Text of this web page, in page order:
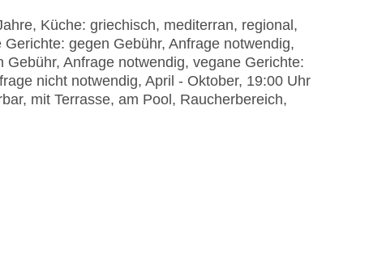
Küche: griechisch, mediterran, regional,
gegen Gebühr, Anfrage notwendig,
Anfrage notwendig, vegane Gerichte:
nicht notwendig, April - Oktober, 19:00 Uhr
mit Terrasse, am Pool, Raucherbereich,